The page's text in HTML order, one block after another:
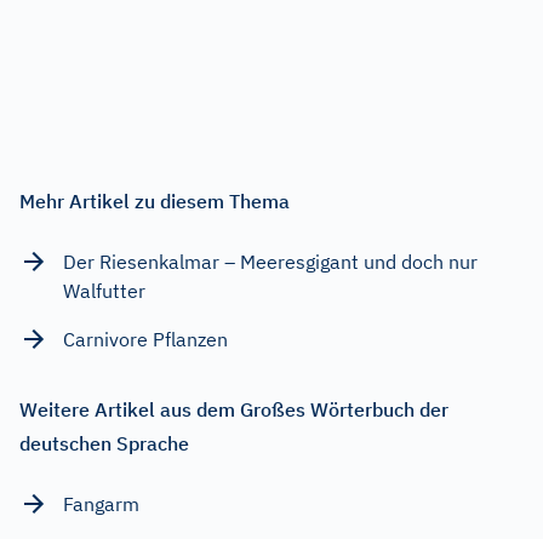
Mehr Artikel zu diesem Thema
Der Riesenkalmar – Meeresgigant und doch nur
Walfutter
Carnivore Pflanzen
Weitere Artikel aus dem Großes Wörterbuch der
deutschen Sprache
Fangarm